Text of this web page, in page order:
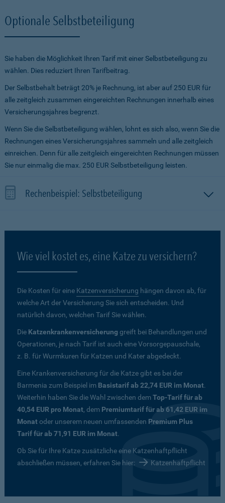
Optionale Selbstbeteiligung
Sie haben die Möglichkeit Ihren Tarif mit einer Selbstbeteiligung zu
wählen. Dies reduziert Ihren Tarifbeitrag.
Der Selbstbehalt beträgt 20% je Rechnung, ist aber auf 250 EUR für
alle zeitgleich zusammen eingereichten Rechnungen innerhalb eines
Versicherungsjahres begrenzt.
Wenn Sie die Selbstbeteiligung wählen, lohnt es sich also, wenn Sie die
Rechnungen eines Versicherungsjahres sammeln und alle zeitgleich
einreichen. Denn für alle zeitgleich eingereichten Rechnungen müssen
Sie nur einmalig die max. 250 EUR Selbstbeteiligung leisten.
Rechenbeispiel: Selbstbeteiligung
Wie viel kostet es, eine Katze zu versichern?
Die Kosten für eine Katzenversicherung hängen davon ab, für
welche Art der Versicherung Sie sich entscheiden. Und
natürlich davon, welchen Tarif Sie wählen.
Die Katzenkrankenversicherung greift bei Behandlungen und
Operationen, je nach Tarif ist auch eine Vorsorgepauschale,
z. B. für Wurmkuren für Katzen und Kater abgedeckt.
Eine Krankenversicherung für die Katze gibt es bei der
Barmenia zum Beispiel im Basistarif ab 22,74 EUR im Monat.
Weiterhin haben Sie die Wahl zwischen demTop-Tarif für ab
40,54 EUR pro Monat, dem Premiumtarif für ab 61,42 EUR im
Monatoder unserem neuen umfassenden Premium Plus
Tarif für ab 71,91 EUR im Monat.
Ob Sie für Ihre Katze zusätzliche eine Katzenhaftpflicht
abschließen müssen, erfahren Sie hier:
Katzenhaftpflicht